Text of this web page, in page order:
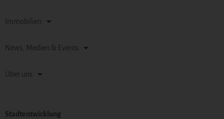
Immobilien
News, Medien & Events
Über uns
Stadtentwicklung